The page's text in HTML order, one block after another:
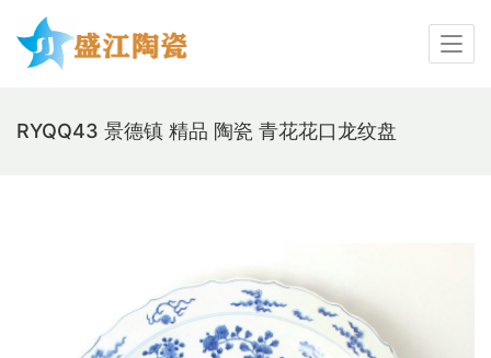
RYQQ43 景德镇 精品 陶瓷 青花花口龙纹盘